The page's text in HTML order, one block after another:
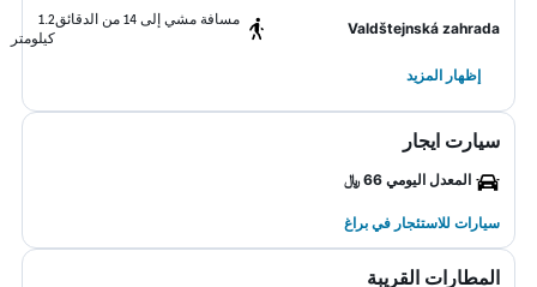
Valdštejnská zahrada
مسافة مشي إلى 14 من الدقائق
1.2
كيلومتر
إظهار المزيد
سيارت ايجار
المعدل اليومي 66 ﷼
سيارات للاستئجار في براغ
المطارات القريبة